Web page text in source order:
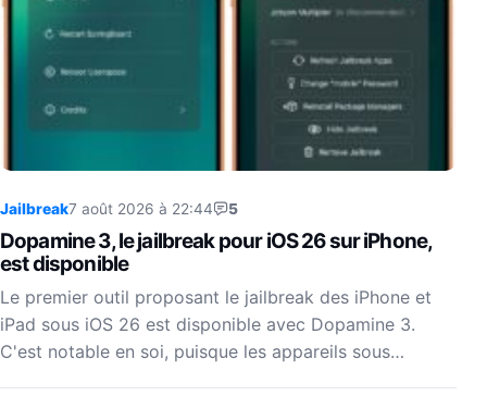
Jailbreak7 août 2026 à 22:44 5
Dopamine 3, le jailbreak pour iOS 26 sur iPhone,
est disponible
Le premier outil proposant le jailbreak des iPhone et
iPad sous iOS 26 est disponible avec Dopamine 3.
C'est notable en soi, puisque les appareils sous…